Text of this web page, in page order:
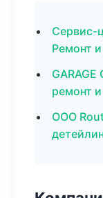
Сервис-
Ремонт
ремонт
ООО